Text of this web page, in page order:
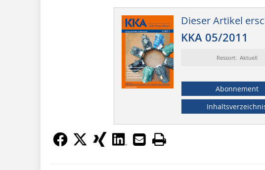
Dieser Artikel
KKA 05/2011
Ressort: Aktuell
Abonnement